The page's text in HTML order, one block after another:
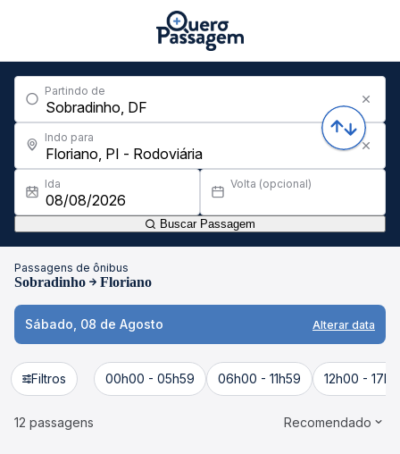
Partindo de
Indo para
Ida Volta (opcional)
Buscar Passagem
Passagens de ônibus
Sobradinho Floriano
Sábado, 08 de Agosto Alterar data
Filtros 00h00 - 05h59 06h00 - 11h59 12h00 -
12 passagens Recomendado